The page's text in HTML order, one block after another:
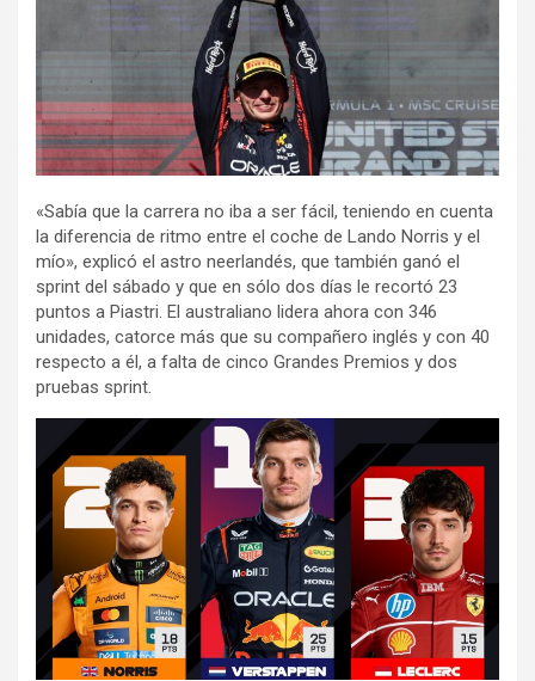
«Sabía que la carrera no iba a ser fácil, teniendo en cuenta
la diferencia de ritmo entre el coche de Lando Norris y el
mío», explicó el astro neerlandés, que también ganó el
sprint del sábado y que en sólo dos días le recortó 23
puntos a Piastri. El australiano lidera ahora con 346
unidades, catorce más que su compañero inglés y con 40
respecto a él, a falta de cinco Grandes Premios y dos
pruebas sprint.